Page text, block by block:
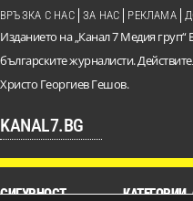
Изданието на „Канал 7 Медия
българските журналисти.
Христо Георгиев Гешов.
KANAL7.BG
ВРЪЗКА С НАС ЗА НАС РЕКЛАМА
СИГУРНОСТ КАТЕГОРИИ